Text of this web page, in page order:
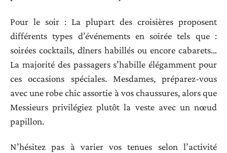
Pour le soir : La plupart des croisières proposent
différents types d’événements en soirée tels que :
soirées cocktails, dîners habillés ou encore cabarets…
La majorité des passagers s’habille élégamment pour
ces occasions spéciales. Mesdames, préparez-vous
avec une robe chic assortie à vos chaussures, alors que
Messieurs privilégiez plutôt la veste avec un nœud
papillon.
N’hésitez pas à varier vos tenues selon l’activité